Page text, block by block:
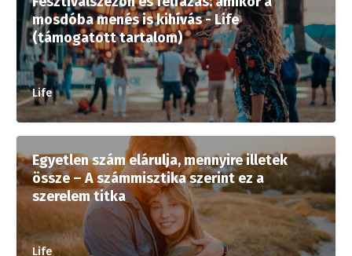
mosdóba menés is kihívás - Life
(támogatott tartalom)
Life
Egyetlen szám elárulja, mennyire illetek
össze – A számmisztika szerint ez a
szerelem titka
Life